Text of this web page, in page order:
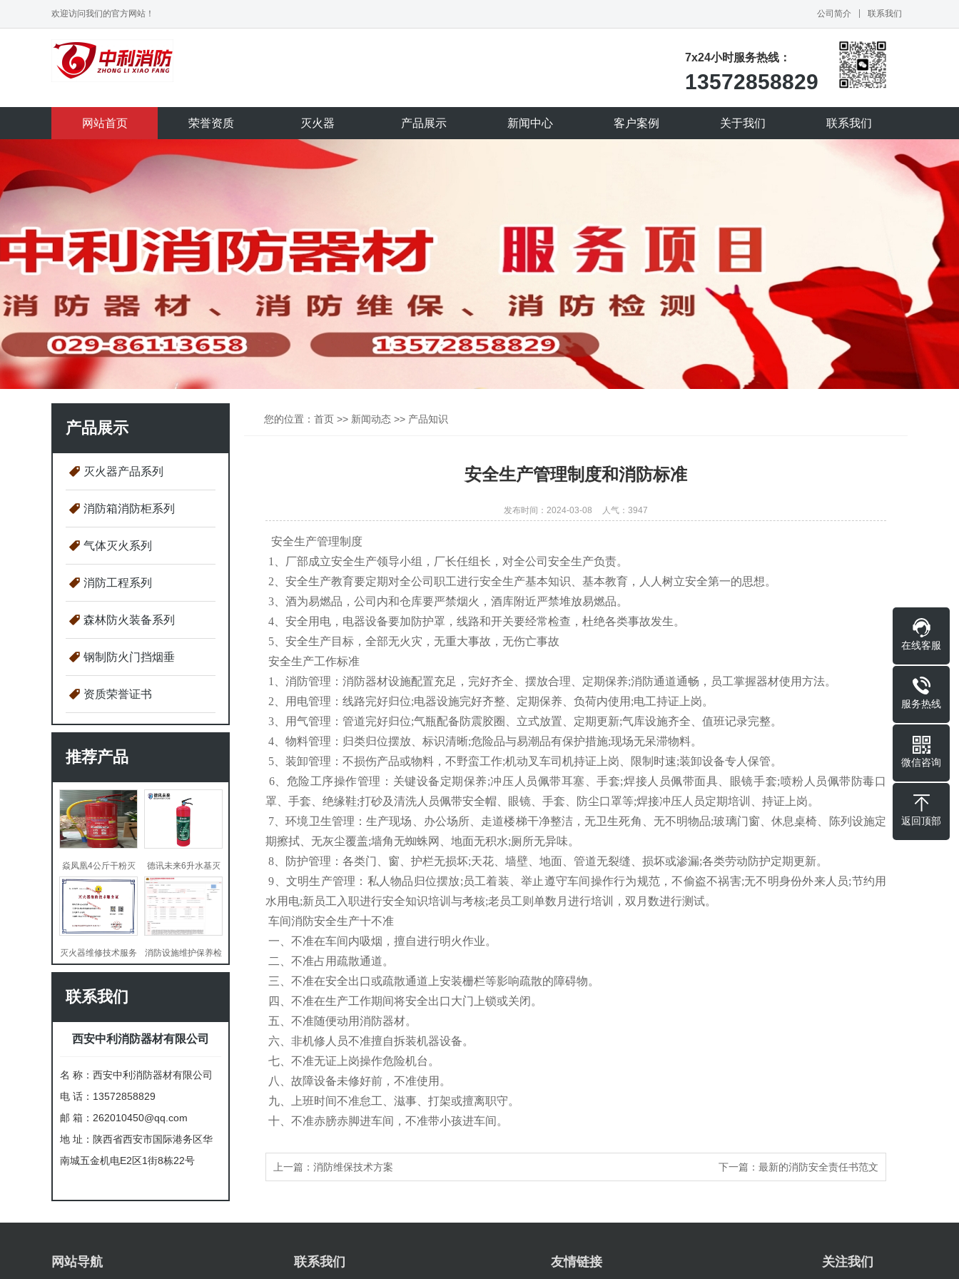
欢迎访问我们的官方网站！ 公司简介 联系我们
7x24小时服务热线：
13572858829
网站首页 荣誉资质 灭火器 产品展示 新闻中心 客户案例 关于我们 联系我们
产品展示
灭火器产品系列
消防箱消防柜系列
气体灭火系列
消防工程系列
森林防火装备系列
钢制防火门挡烟垂
资质荣誉证书
推荐产品
焱凤凰4公斤干粉灭 德讯未来6升水基灭
灭火器维修技术服务 消防设施维护保养检
联系我们
西安中利消防器材有限公司
名 称：西安中利消防器材有限公司
电 话：13572858829
邮 箱：262010450@qq.com
地 址：陕西省西安市国际港务区华
南城五金机电E2区1街8栋22号
您的位置： 首页 >> 新闻动态 >> 产品知识
安全生产管理制度和消防标准
发布时间：2024-03-08 人气：3947
安全生产管理制度
1、厂部成立安全生产领导小组，厂长任组长，对全公司安全生产负责。
2、安全生产教育要定期对全公司职工进行安全生产基本知识、基本教育，人人树立安全第一的思想。
3、酒为易燃品，公司内和仓库要严禁烟火，酒库附近严禁堆放易燃品。
4、安全用电，电器设备要加防护罩，线路和开关要经常检查，杜绝各类事故发生。
5、安全生产目标，全部无火灾，无重大事故，无伤亡事故
安全生产工作标准
1、消防管理：消防器材设施配置充足，完好齐全、摆放合理、定期保养;消防通道通畅，员工掌握器材使用方法。
2、用电管理：线路完好归位;电器设施完好齐整、定期保养、负荷内使用;电工持证上岗。
3、用气管理：管道完好归位;气瓶配备防震胶圈、立式放置、定期更新;气库设施齐全、值班记录完整。
4、物料管理：归类归位摆放、标识清晰;危险品与易潮品有保护措施;现场无呆滞物料。
5、装卸管理：不损伤产品或物料，不野蛮工作;机动叉车司机持证上岗、限制时速;装卸设备专人保管。
6、危险工序操作管理：关键设备定期保养;冲压人员佩带耳塞、手套;焊接人员佩带面具、眼镜手套;喷粉人员佩带防毒口
罩、手套、绝缘鞋;打砂及清洗人员佩带安全帽、眼镜、手套、防尘口罩等;焊接冲压人员定期培训、持证上岗。
7、环境卫生管理：生产现场、办公场所、走道楼梯干净整洁，无卫生死角、无不明物品;玻璃门窗、休息桌椅、陈列设施定
期擦拭、无灰尘覆盖;墙角无蜘蛛网、地面无积水;厕所无异味。
8、防护管理：各类门、窗、护栏无损坏;天花、墙壁、地面、管道无裂缝、损坏或渗漏;各类劳动防护定期更新。
9、文明生产管理：私人物品归位摆放;员工着装、举止遵守车间操作行为规范，不偷盗不祸害;无不明身份外来人员;节约用
水用电;新员工入职进行安全知识培训与考核;老员工则单数月进行培训，双月数进行测试。
车间消防安全生产十不准
一、不准在车间内吸烟，擅自进行明火作业。
二、不准占用疏散通道。
三、不准在安全出口或疏散通道上安装栅栏等影响疏散的障碍物。
四、不准在生产工作期间将安全出口大门上锁或关闭。
五、不准随便动用消防器材。
六、非机修人员不准擅自拆装机器设备。
七、不准无证上岗操作危险机台。
八、故障设备未修好前，不准使用。
九、上班时间不准怠工、滋事、打架或擅离职守。
十、不准赤膀赤脚进车间，不准带小孩进车间。
上一篇： 消防维保技术方案 下一篇： 最新的消防安全责任书范文
网站导航 联系我们 友情链接 关注我们
在线客服
服务热线
微信咨询
返回顶部